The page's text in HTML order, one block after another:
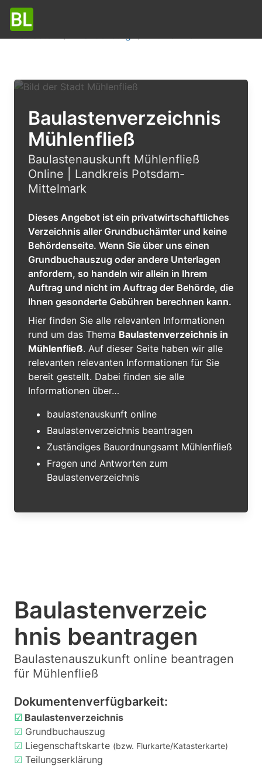
Baulastenverzeichnis
Mühlenfließ
Baulastenauskunft Mühlenfließ
Online | Landkreis Potsdam-
Mittelmark
Dieses Angebot ist ein privatwirtschaftliches
Verzeichnis aller Grundbuchämter und keine
Behördenseite. Wenn Sie über uns einen
Grundbuchauszug oder andere Unterlagen
anfordern, so handeln wir allein in Ihrem
Auftrag und nicht im Auftrag der Behörde, die
Ihnen gesonderte Gebühren berechnen kann.
Hier finden Sie alle relevanten Informationen
rund um das Thema Baulastenverzeichnis in
Mühlenfließ. Auf dieser Seite haben wir alle
relevanten relevanten Informationen für Sie
bereit gestellt. Dabei finden sie alle
Informationen über…
baulastenauskunft online
Baulastenverzeichnis beantragen
Zuständiges Bauordnungsamt Mühlenfließ
Fragen und Antworten zum
Baulastenverzeichnis
Baulastenverzeic
hnis beantragen
Baulastenauszukunft online beantragen
für Mühlenfließ
Dokumentenverfügbarkeit:
☑ Baulastenverzeichnis
☑ Grundbuchauszug
☑ Liegenschaftskarte (bzw. Flurkarte/Katasterkarte)
☑ Teilungserklärung